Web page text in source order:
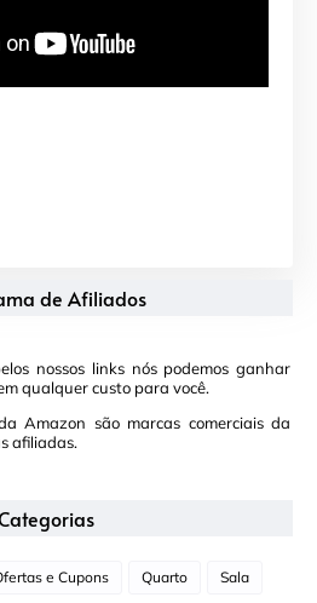
de Afiliados
nossos links nós podemos ganhar
qualquer custo para você.
Amazon são marcas comerciais da
afiliadas.
e Cupons Quarto Sala